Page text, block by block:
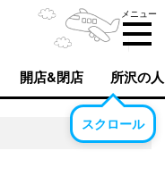
メニュー
開店&閉店 所沢の人
スクロール